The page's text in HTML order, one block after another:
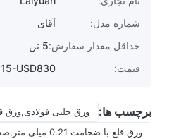
شماره مدل:
حداقل مقدار سفارش:5 تن
قیمت:
USD830
برچسب ها:
ورق حلبی فولادی,ورق
ورق قلع با ضخامت 0.21